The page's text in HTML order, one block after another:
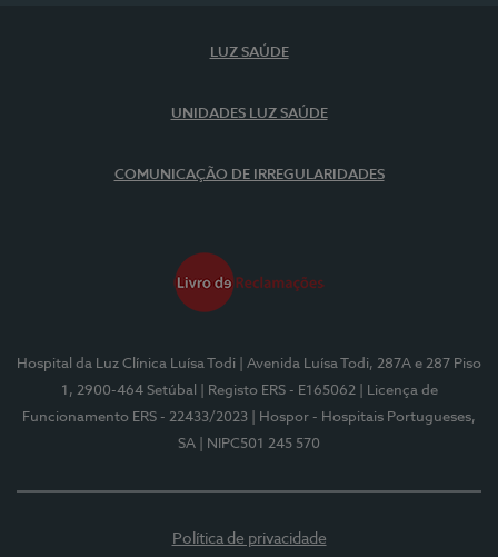
LUZ SAÚDE
UNIDADES LUZ SAÚDE
COMUNICAÇÃO DE IRREGULARIDADES
Hospital da Luz Clínica Luísa Todi
| Avenida Luísa Todi, 287A e 287 Piso
1, 2900-464 Setúbal
| Registo ERS - E165062
| Licença de
Funcionamento ERS - 22433/2023
| Hospor - Hospitais Portugueses,
SA
| NIPC501 245 570
Política de privacidade